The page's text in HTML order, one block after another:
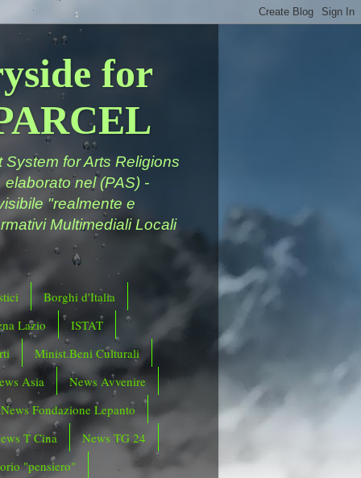
for
for Arts Religions
nel (PAS) -
"realmente e
Multimediali Locali
Borghi d'Italia
Lazio
ISTAT
Minist.Beni Culturali
Asia
News Avvenire
News Fondazione Lepanto
T Cina
News TG 24
"pensiero"